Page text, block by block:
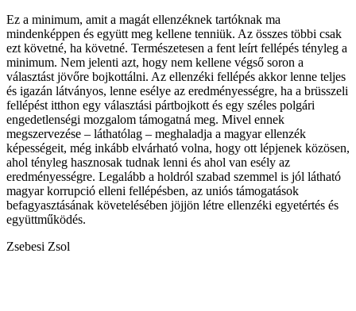
Ez a minimum, amit a magát ellenzéknek tartóknak ma
mindenképpen és együtt meg kellene tenniük. Az összes többi csak
ezt követné, ha követné. Természetesen a fent leírt fellépés tényleg a
minimum. Nem jelenti azt, hogy nem kellene végső soron a
választást jövőre bojkottálni. Az ellenzéki fellépés akkor lenne teljes
és igazán látványos, lenne esélye az eredményességre, ha a brüsszeli
fellépést itthon egy választási pártbojkott és egy széles polgári
engedetlenségi mozgalom támogatná meg. Mivel ennek
megszervezése – láthatólag – meghaladja a magyar ellenzék
képességeit, még inkább elvárható volna, hogy ott lépjenek közösen,
ahol tényleg hasznosak tudnak lenni és ahol van esély az
eredményességre. Legalább a holdról szabad szemmel is jól látható
magyar korrupció elleni fellépésben, az uniós támogatások
befagyasztásának követelésében jöjjön létre ellenzéki egyetértés és
együttműködés.
Zsebesi Zsol